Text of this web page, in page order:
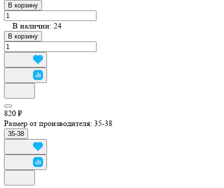
В корзину
В наличии: 24
В корзину
820 ₽
Размер от производителя: 35-38
35-38